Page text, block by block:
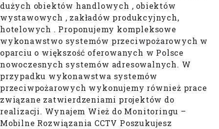
dużych obiektów handlowych , obiektów
wystawowych , zakładów produkcyjnych,
hotelowych . Proponujemy kompleksowe
wykonawstwo systemów przeciwpożarowych w
oparciu o większość oferowanych w Polsce
nowoczesnych systemów adresowalnych. W
przypadku wykonawstwa systemów
przeciwpożarowych wykonujemy również prace
związane zatwierdzeniami projektów do
realizacji. Wynajem Wież do Monitoringu –
Mobilne Rozwiązania CCTV Poszukujesz